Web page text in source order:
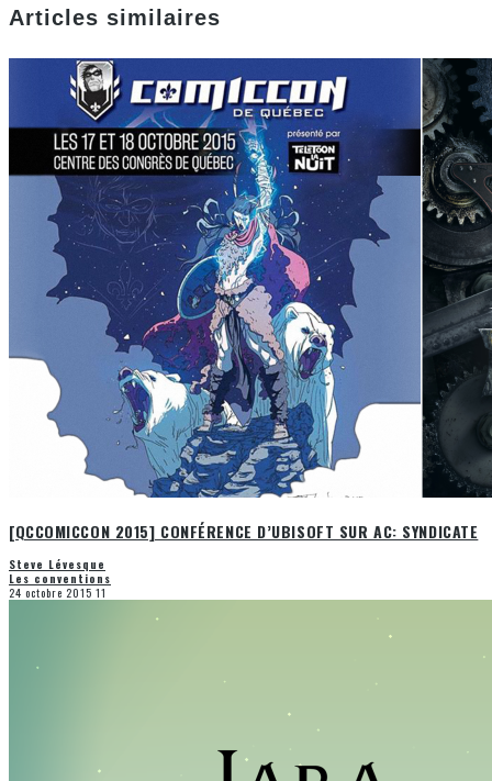
Articles similaires
[QCCOMICCON 2015] CONFÉRENCE D’UBISOFT SUR AC: SYNDICATE
Steve Lévesque
Les conventions
24 octobre 2015 11